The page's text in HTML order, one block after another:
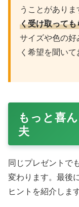
うことがありま
く受け取って
サイズや色の
く希望を聞いて
もっと喜
夫
同じプレゼントで
変わります。最後
ヒントを紹介します